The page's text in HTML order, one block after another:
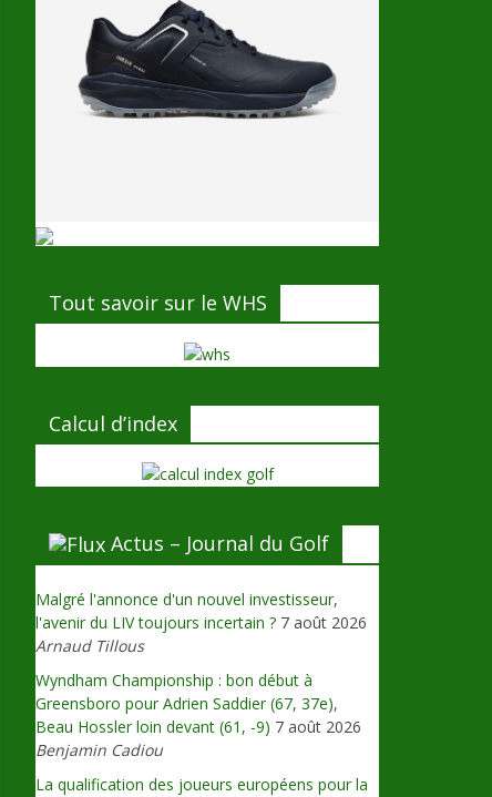
Tout savoir sur le WHS
Calcul d’index
Actus – Journal du Golf
Malgré l'annonce d'un nouvel investisseur,
l'avenir du LIV toujours incertain ? 7 août 2026
Arnaud Tillous
Wyndham Championship : bon début à
Greensboro pour Adrien Saddier (67, 37e),
Beau Hossler loin devant (61, -9) 7 août 2026
Benjamin Cadiou
La qualification des joueurs européens pour la